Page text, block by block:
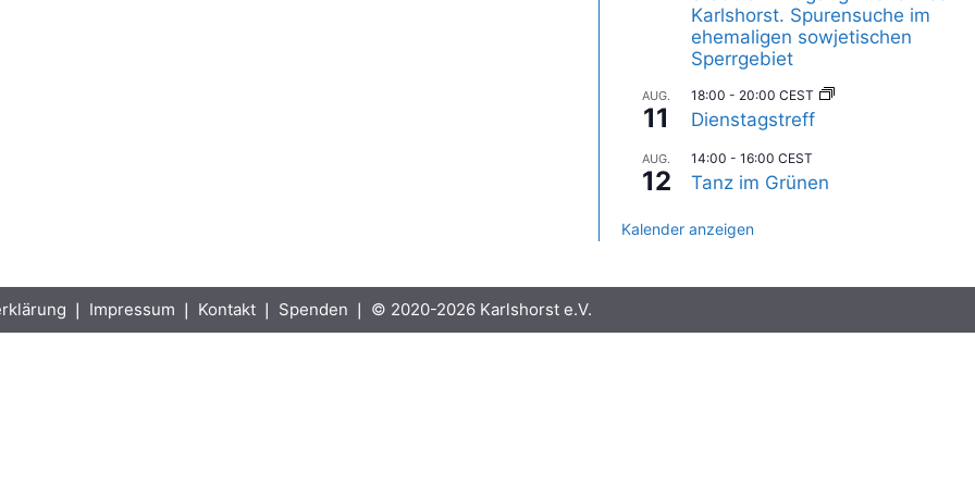
Karlshorst. Spurensuche im
ehemaligen sowjetischen
Sperrgebiet
AUG.
11
18:00 - 20:00 CEST
Dienstagstreff
AUG.
12
14:00 - 16:00 CEST
Tanz im Grünen
Kalender anzeigen
❘ Impressum ❘ Kontakt ❘ Spenden ❘ © 2020-2026 Karlshorst e.V.